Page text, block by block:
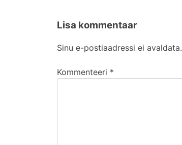
Lisa kommentaar
Sinu e-postiaadressi ei avaldata.
Kommenteeri *